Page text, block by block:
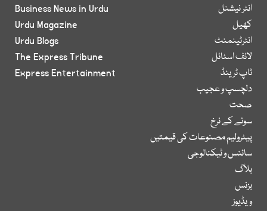
انٹر نیشنل
کھیل
انٹرٹینمنٹ
لائف اسٹائل
ٹاپ ٹرینڈ
دلچسپ و عجیب
صحت
سونے کے نرخ
پیٹرولیم مصنوعات کی قیمتیں
سائنس و ٹیکنالوجی
بلاگ
بزنس
ویڈیوز
Business News in Urdu
Urdu Magazine
Urdu Blogs
The Express Tribune
Express Entertainment